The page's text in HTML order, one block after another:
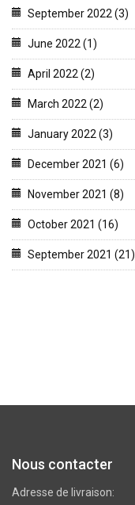
September 2022 (3)
June 2022 (1)
April 2022 (2)
March 2022 (2)
January 2022 (3)
December 2021 (6)
November 2021 (8)
October 2021 (16)
September 2021 (21)
Nous contacter
Adresse de livraison: